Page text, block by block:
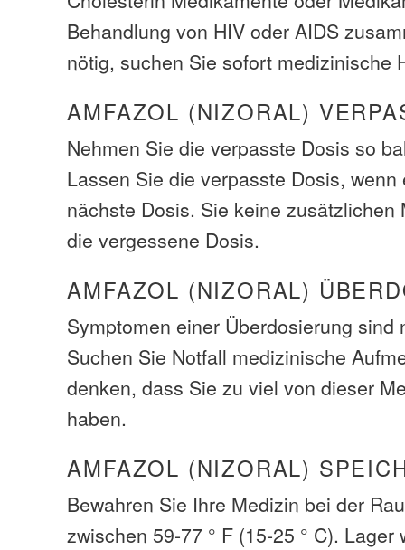
Behandlung von HIV oder AIDS
nötig, suchen Sie sofort medizinische
AMFAZOL (NIZORAL)
Nehmen Sie die verpasste Dosis so
Lassen Sie die verpasste Dosis,
nächste Dosis. Sie keine zusätzlichen
die vergessene Dosis.
AMFAZOL (NIZORAL)
Symptomen einer Überdosierung sind
Suchen Sie Notfall medizinische
denken, dass Sie zu viel von dieser
haben.
AMFAZOL (NIZORAL)
Bewahren Sie Ihre Medizin bei der
zwischen 59-77 ° F (15-25 ° C). Lager